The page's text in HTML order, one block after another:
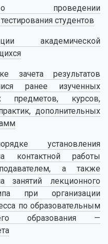
проведении
студентов
академической
зачета результатов
ранее изученных
предметов, курсов,
дополнительных
установления
контактной работы
а также
занятий лекционного
при организации
по образовательным
образования —